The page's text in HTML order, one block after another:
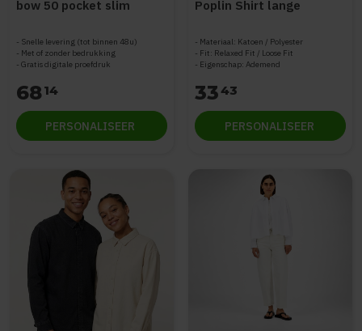
bow 50 pocket slim
2905032
Snelle levering (tot binnen 48u)
Met of zonder bedrukking
Gratis digitale proefdruk
6814
PERSONALISEER
Poplin Shirt lange
mouwen
Materiaal: Katoen / Polyester
Fit: Relaxed Fit / Loose Fit
Eigenschap: Ademend
3343
PERSONALISEER